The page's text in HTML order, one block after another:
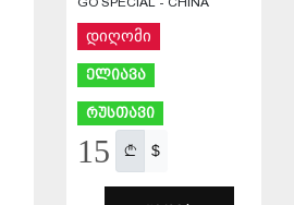
დიღომი
ელიავა
რუსთავი
15 $